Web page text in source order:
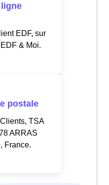
ligne
EDF, sur
EDF & Moi.
postale
TSA
ARRAS
France.